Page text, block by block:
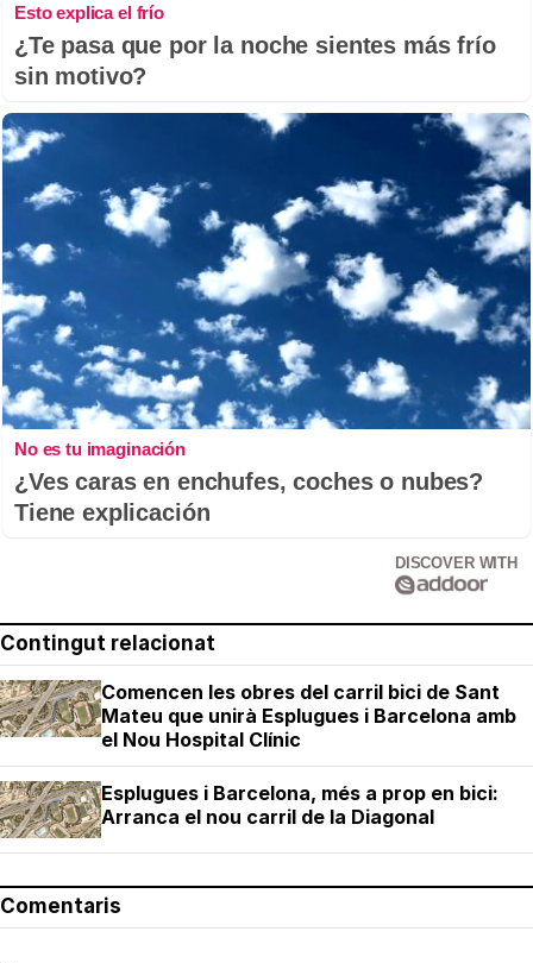
Esto explica el frío
¿Te pasa que por la noche sientes más frío
sin motivo?
No es tu imaginación
¿Ves caras en enchufes, coches o nubes?
Tiene explicación
DISCOVER WITH
Contingut relacionat
Comencen les obres del carril bici de Sant
Mateu que unirà Esplugues i Barcelona amb
el Nou Hospital Clínic
Esplugues i Barcelona, més a prop en bici:
Arranca el nou carril de la Diagonal
Comentaris